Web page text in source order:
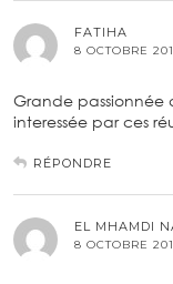
FATIHA
8 OCTOBRE
Grande passionnée
interessée par ces
RÉPONDRE
EL MHAMDI
8 OCTOBRE